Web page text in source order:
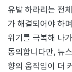
유발 하라리는 전
가 해결되어야 하
위기를 극복해 나
동의합니다만, 뉴
향의 움직임이 더